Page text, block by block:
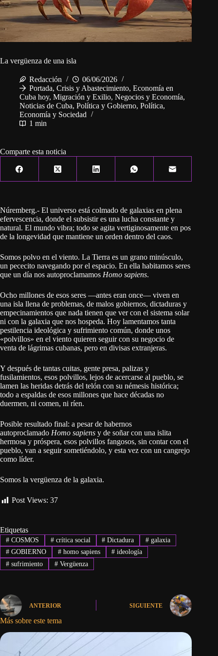
La vergüenza de una isla
Redacción
06/06/2026
Portada, Crisis y Abastecimiento, Economía en
Cuba hoy, Migración y Exilio, Negocios y Economía,
Noticias de Cuba, Política y Gobierno, Política,
Economía y Sociedad
1 min
Comparte esta noticia
Núremberg.- El universo está colmado de galaxias en plena
efervescencia, donde el subsistir es una lucha constante y
natural. El mundo vibra; todo se agita vertiginosamente en pos
de la longevidad que mantiene un orden dentro del caos.
Somos polvo en el viento. La Tierra es un grano minúsculo,
un pececito navegando por el espacio. En ella habitamos seres
que un día nos autoproclamamos Homo sapiens.
Ocho millones de esos seres —antes eran once— viven en
una isla llena de problemas, de malos gobiernos, dictaduras y
empecinamientos que nada tienen que ver con el sistema solar
ni con la galaxia que nos hospeda. Hoy lamentamos tanta
pestilencia ideológica y sufrimiento común, donde unos
«polvillos» en el viento quieren seguir con su negocio de
venta de lágrimas cubanas, pero en divisas extranjeras.
Y después de tantas cuitas, gente presa, palizas y
fusilamientos, esos polvillos, lejos de acercarse al pueblo, se
lamen las heridas detrás del telón con su némesis histórica;
todo a espaldas de esos millones que hace décadas no
duermen, ni comen, ni ríen.
Posible resultado final: a pesar de habernos
autoproclamado Homo sapiens y de soñar con una islita
hermosa y próspera, esos polvillos fangosos, sin contar con el
pueblo, van a seguir sometiéndolo, y esta vez con un cangrejo
como líder.
Somos la vergüenza de la galaxia.
Post Views: 37
Etiquetas
#COSMOS #crítica social # Dictadura # galaxia
#GOBIERNO #homo sapiens # ideología
#sufrimiento #Vergüenza
ANTERIOR SIGUIENTE
Más sobre este tema